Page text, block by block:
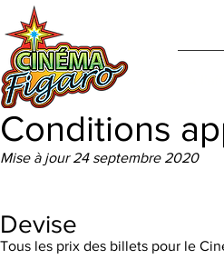
Conditions
Mise à jour 24 septembre 2020
​Devise
Tous les prix des billets pour le